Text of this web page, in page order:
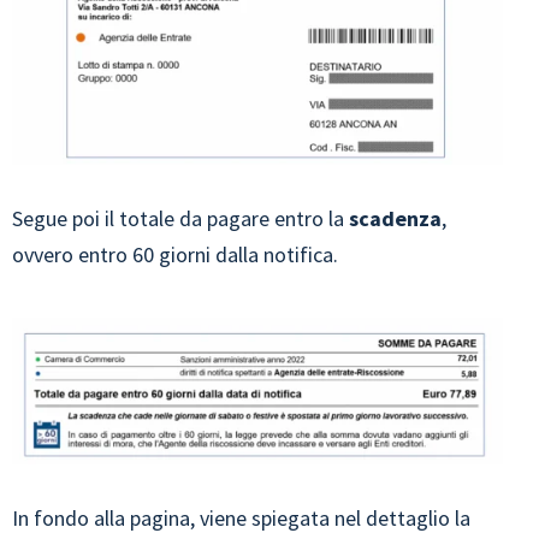
Segue poi il totale da pagare entro la scadenza,
ovvero entro 60 giorni dalla notifica.
In fondo alla pagina, viene spiegata nel dettaglio la